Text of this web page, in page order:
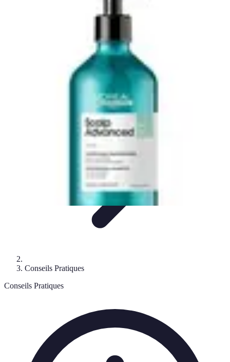
Astuces PratiquesMéditation et
Astuces Anti Stress
Conseils Pratiques
Conseils Pratiques